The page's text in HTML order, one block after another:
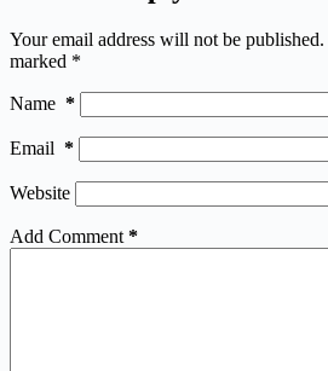
Your email address will not be published.
marked *
Name *
Email *
Website
Add Comment *